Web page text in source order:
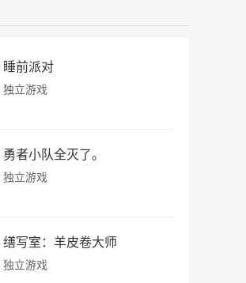
睡前派对
独立游戏
勇者小队全灭了。
独立游戏
缮写室：羊皮卷大师
独立游戏